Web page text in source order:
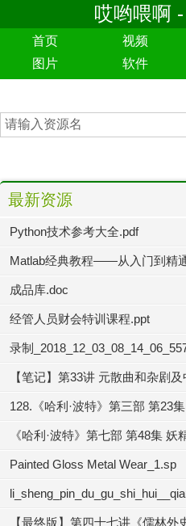
哎哟喂啊
首页 视频
图片
软件
最新资源
Python技术参考大全.pdf
Matlab经典教程——从入门到精
成品库.doc
经管人员财会特训课程.ppt
录制
【笔记】第33讲 元散曲和杂剧
128.《哈利·波特》第三部 第23
《哈利·波特》第七部 第48集 妖
Painted Gloss Metal Wear_1.sp
【最终版】第四十七讲《儒林外